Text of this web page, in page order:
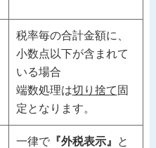
税率毎の合計金額に、
小数点以下が含まれて
いる場合
端数処理は切り捨て 固
定となります。
一律で『外税表示』
と